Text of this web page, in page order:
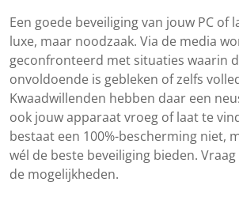
Een goede beveiliging van jouw PC of
luxe, maar noodzaak. Via de media
geconfronteerd met situaties waarin
onvoldoende is gebleken of zelfs
Kwaadwillenden hebben daar een
ook jouw apparaat vroeg of laat te
bestaat een 100%-bescherming niet,
wél de beste beveiliging bieden.
de mogelijkheden.